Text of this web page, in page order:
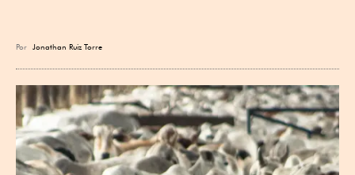
Por Jonathan Ruiz Torre